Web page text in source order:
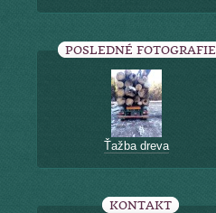
POSLEDNÉ FOTOGRAFIE
Ťažba dreva
KONTAKT